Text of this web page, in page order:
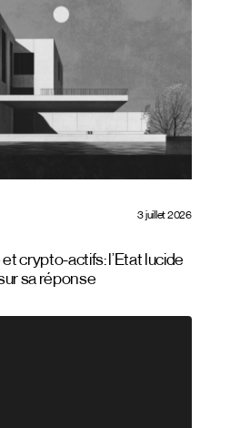
3 juillet 2026
crypto-actifs: l’Etat lucide
sa réponse